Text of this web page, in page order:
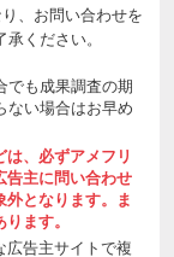
、お問い合わせを
ください。
でも成果調査の期
ない場合はお早め
、必ずアメフリ
告主に問い合わせ
となります。ま
ます。
広告主サイトで複